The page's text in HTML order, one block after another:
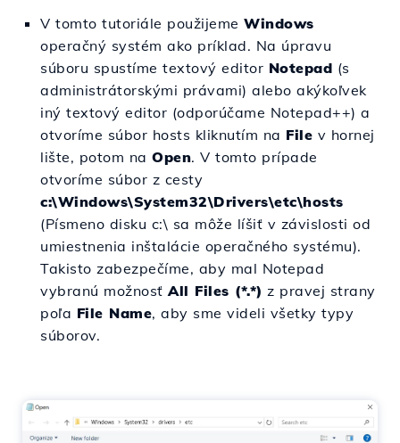
V tomto tutoriále použijeme Windows
operačný systém ako príklad. Na úpravu
súboru spustíme textový editor Notepad (s
administrátorskými právami) alebo akýkoľvek
iný textový editor (odporúčame Notepad++) a
otvoríme súbor hosts kliknutím na File v hornej
lište, potom na Open. V tomto prípade
otvoríme súbor z cesty
c:\Windows\System32\Drivers\etc\hosts
(Písmeno disku c:\ sa môže líšiť v závislosti od
umiestnenia inštalácie operačného systému).
Takisto zabezpečíme, aby mal Notepad
vybranú možnosťAll Files (*.*) z pravej strany
poľa File Name, aby sme videli všetky typy
súborov.